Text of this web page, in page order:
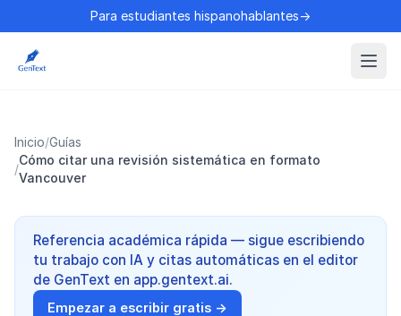
Para estudiantes hispanohablantes→
Inicio/Guías
/
Cómo citar una revisión sistemática en formato
Vancouver
Referencia académica rápida — sigue escribiendo
tu trabajo con IA y citas automáticas en el editor
de GenText en app.gentext.ai.
Empezar a escribir gratis →